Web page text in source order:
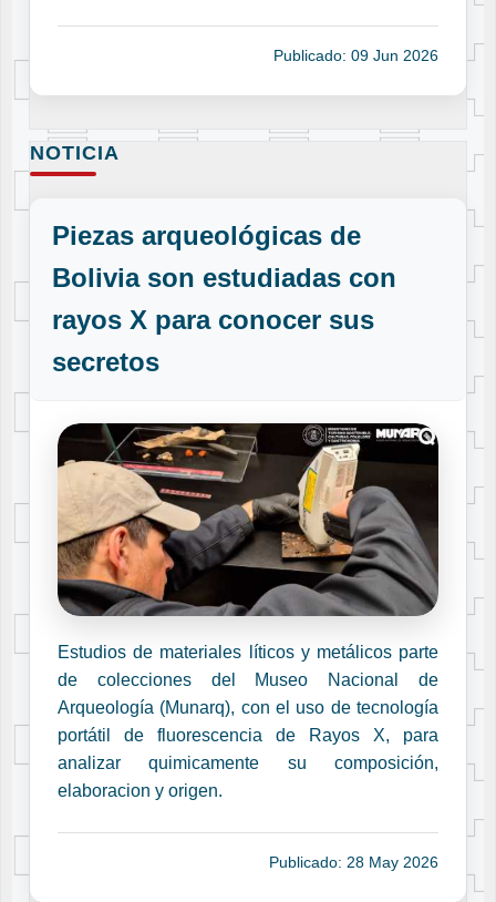
Publicado: 09 Jun 2026
NOTICIA
Piezas arqueológicas de
Bolivia son estudiadas con
rayos X para conocer sus
secretos
Estudios de materiales líticos y metálicos parte
de colecciones del Museo Nacional de
Arqueología (Munarq), con el uso de tecnología
portátil de fluorescencia de Rayos X, para
analizar quimicamente su composición,
elaboracion y origen.
Publicado: 28 May 2026